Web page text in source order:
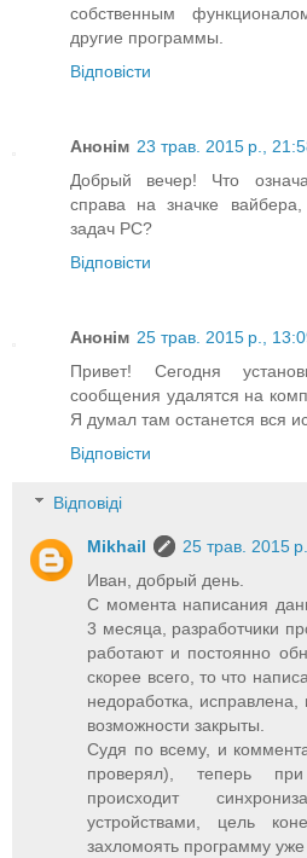
собственным
другие программы.
Відповісти
Анонім 23 трав. 2015 р.,
Добрый вечер! Что
справа на значке
задач РС?
Відповісти
Анонім 25 трав. 2015 р.,
Привет! Сегодня
сообщения удалятся на
Я думал там останется вся
Відповісти
Відповіді
Mikhail
25 трав. 2015
Иван, добрый день.
С момента написания
3 месяца, разработчики
работают и постоянно
скорее всего, то что
недоработка,
возможности закрыты.
Судя по всему, и
проверял), теперь
происходит
устройствами, цель
захломоять программу